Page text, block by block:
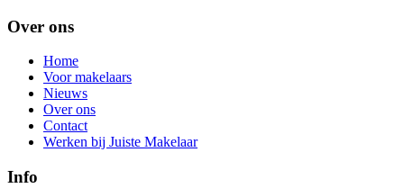
Over ons
Home
Voor makelaars
Nieuws
Over ons
Contact
Werken bij Juiste Makelaar
Info